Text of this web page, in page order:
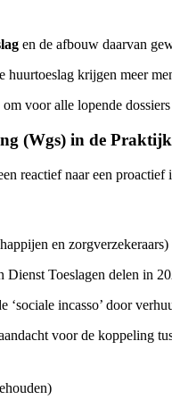
en de afbouw daarvan
krijgen meer
voor alle lopende
(Wgs) in de Praktijk
reactief naar een
en
Dienst Toeslagen delen in
incasso’ door
voor de koppeling